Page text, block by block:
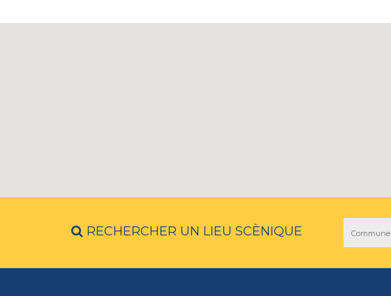
RECHERCHER UN LIEU SCÈNIQUE